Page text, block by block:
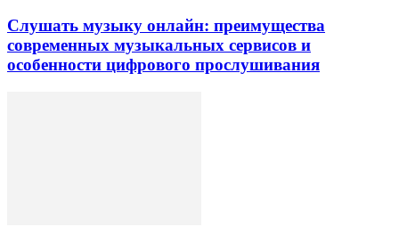
Слушать музыку онлайн: преимущества
современных музыкальных сервисов и
особенности цифрового прослушивания